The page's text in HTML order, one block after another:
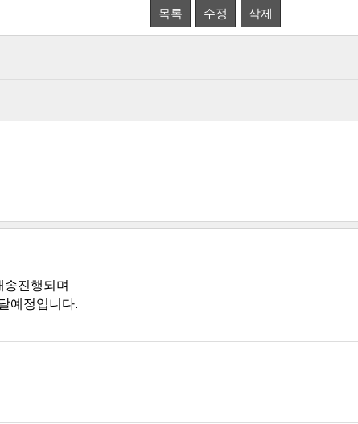
목록 수정 삭제
진행되며
예정입니다.